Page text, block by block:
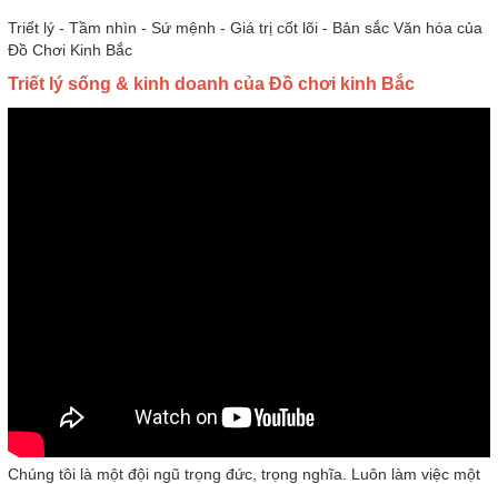
Triết lý - Tầm nhìn - Sứ mệnh - Giá trị cốt lõi - Bản sắc Văn hóa của
Đồ Chơi Kinh Bắc
Triết lý sống & kinh doanh của Đồ chơi kinh Bắc
Chúng tôi là một đội ngũ trọng đức, trọng nghĩa. Luôn làm việc một